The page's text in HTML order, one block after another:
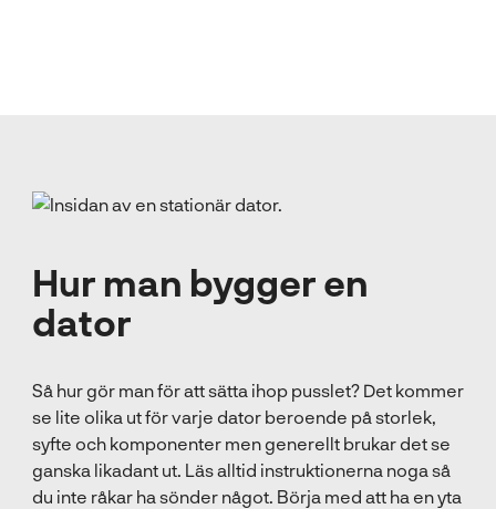
Hur man bygger en
dator
Så hur gör man för att sätta ihop pusslet? Det kommer
se lite olika ut för varje dator beroende på storlek,
syfte och komponenter men generellt brukar det se
ganska likadant ut. Läs alltid instruktionerna noga så
du inte råkar ha sönder något. Börja med att ha en yta